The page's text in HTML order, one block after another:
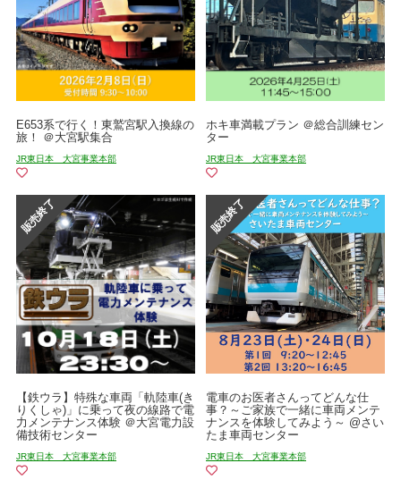
E653系で行く！東鷲宮駅入換線の
旅！ ＠大宮駅集合
JR東日本 大宮事業本部
ホキ車満載プラン ＠総合訓練セン
ター
JR東日本 大宮事業本部
【鉄ウラ】特殊な車両「軌陸車(き
りくしゃ)」に乗って夜の線路で電
力メンテナンス体験 ＠大宮電力設
備技術センター
JR東日本 大宮事業本部
電車のお医者さんってどんな仕
事？～ご家族で一緒に車両メンテ
ナンスを体験してみよう～ @さい
たま車両センター
JR東日本 大宮事業本部